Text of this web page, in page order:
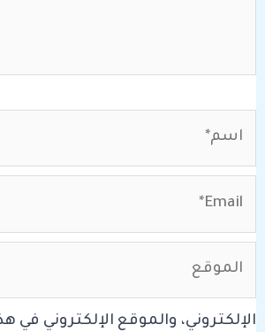
الإلكتروني، والموقع الإلكتروني في